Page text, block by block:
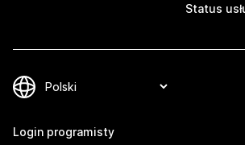
Status
Login programisty